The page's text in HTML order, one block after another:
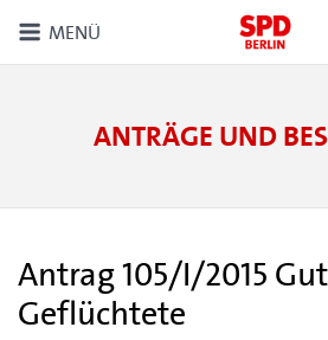
MENÜ
ANTRÄGE UND
Antrag 105/I/2015
Geflüchtete